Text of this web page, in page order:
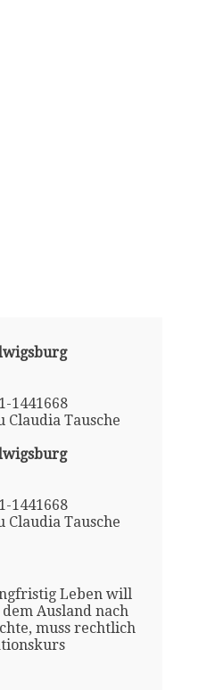
1441668
Tausche
1441668
Tausche
Leben will
Ausland nach
muss rechtlich